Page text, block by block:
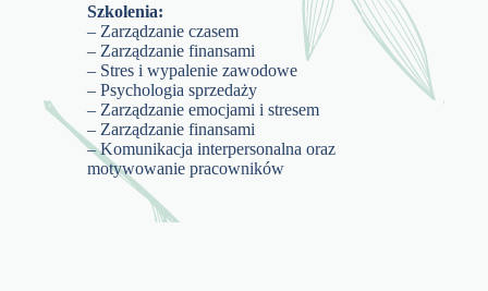
Szkolenia:
– Zarządzanie czasem
– Zarządzanie finansami
– Stres i wypalenie zawodowe
– Psychologia sprzedaży
– Zarządzanie emocjami i stresem
– Zarządzanie finansami
– Komunikacja interpersonalna oraz
motywowanie pracowników